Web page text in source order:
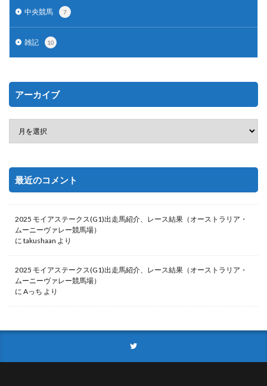
中央競馬 7
雑記 10
アーカイブ
最近のコメント
2025 モイアステークス(G1)出走馬紹介、レース結果（オーストラリア・
ムーニーヴァレー競馬場）
に takushaan より
2025 モイアステークス(G1)出走馬紹介、レース結果（オーストラリア・
ムーニーヴァレー競馬場）
に Aっち より